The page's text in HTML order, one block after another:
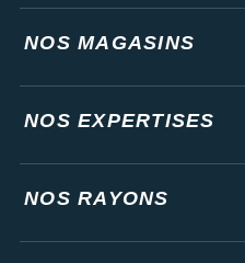
NOS MAGASINS
NOS EXPERTISES
NOS RAYONS